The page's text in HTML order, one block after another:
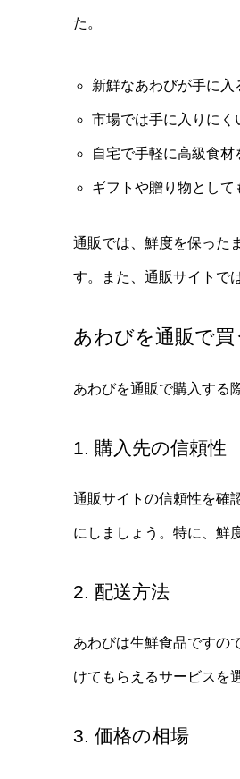
た。
新鮮なあわびが手に入
市場では手に入りにく
自宅で手軽に高級食材
ギフトや贈り物として
通販では、鮮度を保った
す。また、通販サイトで
あわびを通販で買
あわびを通販で購入する
1. 購入先の信頼性
通販サイトの信頼性を確
にしましょう。特に、鮮
2. 配送方法
あわびは生鮮食品ですの
けてもらえるサービスを
3. 価格の相場